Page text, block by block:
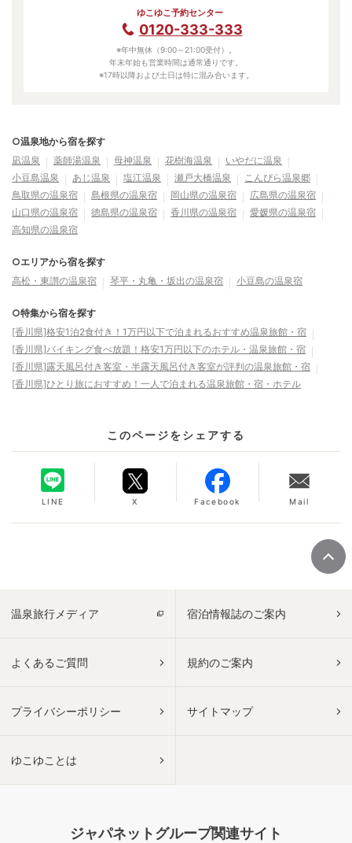
ゆこゆこ予約センター
0120-333-333
※年中無休（9:00～21:00受付）。
年末年始も営業時間は通常通りです。
※17時以降および土日は特に混み合います。
○温泉地から宿を探す
凪温泉
薬師湯温泉 母神温泉 花樹海温泉
いやだに温泉
小豆島温泉
あじ温泉 塩江温泉 瀬戸大橋温泉
こんぴら温泉郷
鳥取県の温泉宿
島根県の温泉宿 岡山県の温泉宿
広島県の温泉宿
山口県の温泉宿
徳島県の温泉宿 香川県の温泉宿
愛媛県の温泉宿
高知県の温泉宿
○エリアから宿を探す
高松・東讃の温泉宿
琴平・丸亀・坂出の温泉宿 小豆島の温泉宿
○特集から宿を探す
[香川県]格安1泊2食付き！1万円以下で泊まれるおすすめ温泉旅館・宿
[香川県]バイキング食べ放題！格安1万円以下のホテル・温泉旅館・宿
[香川県]露天風呂付き客室・半露天風呂付き客室が評判の温泉旅館・宿
[香川県]ひとり旅におすすめ！一人で泊まれる温泉旅館・宿・ホテル
このページをシェアする
LINE X Facebook Mail
温泉旅行メディア 宿泊情報誌のご案内
よくあるご質問 規約のご案内
プライバシーポリシー サイトマップ
ゆこゆことは
ジャパネットグループ関連サイト